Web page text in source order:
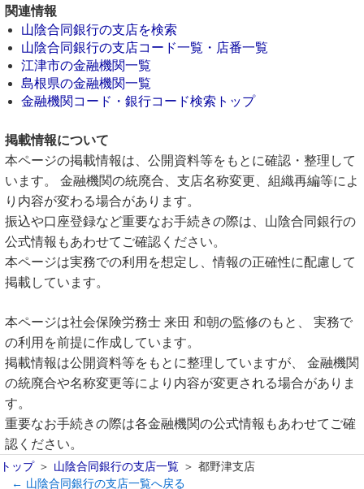
関連情報
山陰合同銀行の支店を検索
山陰合同銀行の支店コード一覧・店番一覧
江津市の金融機関一覧
島根県の金融機関一覧
金融機関コード・銀行コード検索トップ
掲載情報について
本ページの掲載情報は、公開資料等をもとに確認・整理して
います。 金融機関の統廃合、支店名称変更、組織再編等によ
り内容が変わる場合があります。
振込や口座登録など重要なお手続きの際は、山陰合同銀行の
公式情報もあわせてご確認ください。
本ページは実務での利用を想定し、情報の正確性に配慮して
掲載しています。
本ページは社会保険労務士 来田 和朝の監修のもと、 実務で
の利用を前提に作成しています。
掲載情報は公開資料等をもとに整理していますが、 金融機関
の統廃合や名称変更等により内容が変更される場合がありま
す。
重要なお手続きの際は各金融機関の公式情報もあわせてご確
認ください。
トップ 山陰合同銀行の支店一覧
都野津支店
← 山陰合同銀行の支店一覧へ戻る